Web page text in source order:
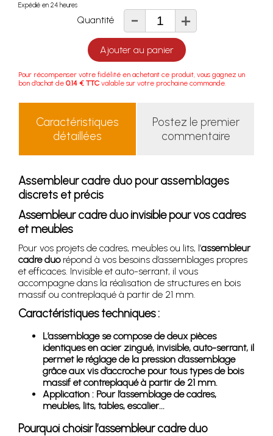
Expédié en 24 heures
Quantité - +
Ajouter au panier
Pour récompenser votre fidélité en achetant ce produit, vous gagnez un
bon d'achat de 0.14 € TTC valable sur votre prochaine commande.
Caractéristiques
détaillées
Postez le premier
commentaire
Assembleur cadre duo pour assemblages
discrets et précis
Assembleur cadre duo invisible pour vos cadres
et meubles
Pour vos projets de cadres, meubles ou lits, l’assembleur
cadre duorépond à vos besoins d’assemblages propres
et efficaces. Invisible et auto-serrant, il vous
accompagne dans la réalisation de structures en bois
massif ou contreplaqué à partir de 21 mm.
Caractéristiques techniques :
L’assemblage se compose de deux pièces
identiques en acier zingué, invisible, auto-serrant, il
permet le réglage de la pression d’assemblage
grâce aux vis d’accroche pour tous types de bois
massif et contreplaqué à partir de 21 mm.
Application : Pour l’assemblage de cadres,
meubles, lits, tables, escalier...
Pourquoi choisir l’assembleur cadre duo